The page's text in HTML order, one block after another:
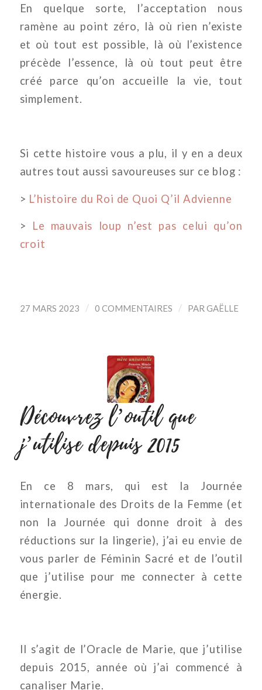
En quelque sorte, l’acceptation nous
ramène au point zéro, là où rien n’existe
et où tout est possible, là où l’existence
précède l’essence, là où tout peut être
créé parce qu’on accueille la vie, tout
simplement.
Si cette histoire vous a plu, il y en a deux
autres tout aussi savoureuses sur ce blog :
> L’histoire du Roi de Quoi Q’il Advienne
>
Le mauvais loup n’est pas celui qu’on
croit
27 MARS 2023 / 0 COMMENTAIRES / PAR GAËLLE
Découvrez l’outil que
j’utilise depuis 2015
En ce 8 mars, qui est la Journée
internationale des Droits de la Femme (et
non la Journée qui donne droit à des
réductions sur la lingerie), j’ai eu envie de
vous parler de Féminin Sacré et de l’outil
que j’utilise pour me connecter à cette
énergie.
Il s’agit de l’Oracle de Marie, que j’utilise
depuis 2015, année où j’ai commencé à
canaliser Marie.